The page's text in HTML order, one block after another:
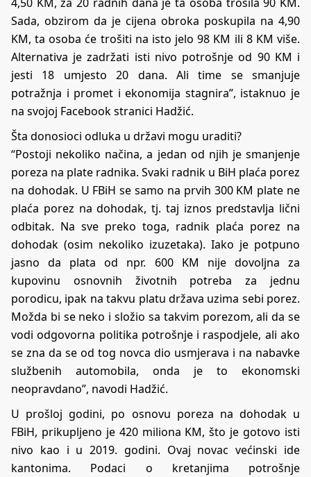
Sada, obzirom da je cijena obroka poskupila na 4,90
KM, ta osoba će trošiti na isto jelo 98 KM ili 8 KM više.
Alternativa je zadržati isti nivo potrošnje od 90 KM i
jesti 18 umjesto 20 dana. Ali time se smanjuje
potražnja i promet i ekonomija stagnira”, istaknuo je
na svojoj Facebookstranici Hadžić.
Šta donosioci odluka u državi mogu uraditi?
“Postoji nekoliko načina, a jedan od njih je smanjenje
poreza na plate radnika. Svaki radnik u BiH plaća porez
na dohodak. U FBiH se samo na prvih 300 KM plate ne
plaća porez na dohodak, tj. taj iznos predstavlja lični
odbitak. Na sve preko toga, radnik plaća porez na
dohodak (osim nekoliko izuzetaka). Iako je potpuno
jasno da plata od npr. 600 KM nije dovoljna za
kupovinu osnovnih životnih potreba za jednu
porodicu, ipak na takvu platu država uzima sebi porez.
Možda bi se neko i složio sa takvim porezom, ali da se
vodi odgovorna politika potrošnje i raspodjele, ali ako
se zna da se od tog novca dio usmjerava i na nabavke
službenih automobila, onda je to ekonomski
neopravdano”, navodi Hadžić.
U prošloj godini, po osnovu poreza na dohodak u
FBiH, prikupljeno je 420 miliona KM, što je gotovo isti
nivo kao i u 2019. godini. Ovaj novac većinski ide
kantonima. Podaci o kretanjima potrošnje